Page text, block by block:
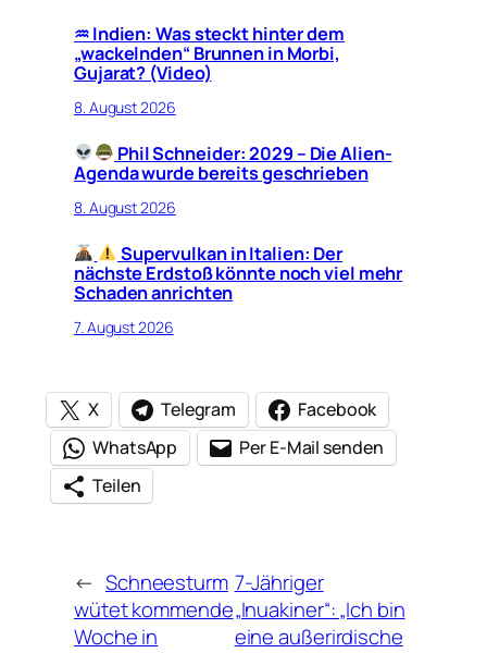
♒︎ Indien: Was steckt hinter dem
„wackelnden“ Brunnen in Morbi,
Gujarat? (Video)
8. August 2026
Phil Schneider: 2029 – Die Alien-
Agenda wurde bereits geschrieben
8. August 2026
Supervulkan in Italien: Der
nächste Erdstoß könnte noch viel mehr
Schaden anrichten
7. August 2026
X Telegram
Facebook
WhatsApp
Per E-Mail senden
Teilen
← Schneesturm
wütet kommende
Woche in
7-Jähriger
„Inuakiner“: „Ich bin
eine außerirdische